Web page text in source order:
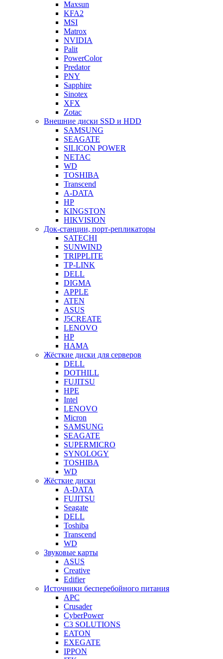
Maxsun
KFA2
MSI
Matrox
NVIDIA
Palit
PowerColor
Predator
PNY
Sapphire
Sinotex
XFX
Zotac
Внешние диски SSD и HDD
SAMSUNG
SEAGATE
SILICON POWER
NETAC
WD
TOSHIBA
Transcend
A-DATA
HP
KINGSTON
HIKVISION
Док-станции, порт-репликаторы
SATECHI
SUNWIND
TRIPPLITE
TP-LINK
DELL
DIGMA
APPLE
ATEN
ASUS
J5CREATE
LENOVO
HP
HAMA
Жёсткие диски для серверов
DELL
DOTHILL
FUJITSU
HPE
Intel
LENOVO
Micron
SAMSUNG
SEAGATE
SUPERMICRO
SYNOLOGY
TOSHIBA
WD
Жёсткие диски
A-DATA
FUJITSU
Seagate
DELL
Toshiba
Transcend
WD
Звуковые карты
ASUS
Creative
Edifier
Источники бесперебойного питания
APC
Crusader
CyberPower
C3 SOLUTIONS
EATON
EXEGATE
IPPON